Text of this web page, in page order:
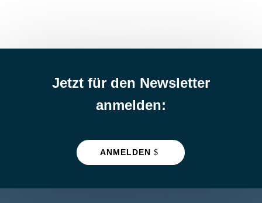
Jetzt für den Newsletter
anmelden:
ANMELDEN